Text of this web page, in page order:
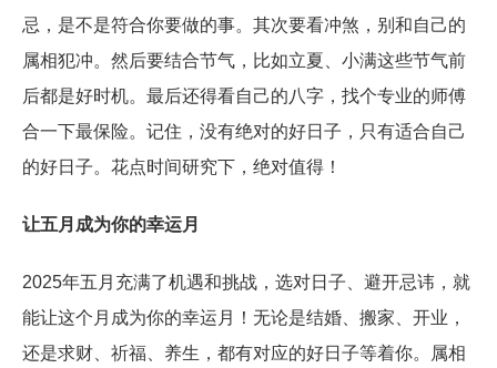
忌，是不是符合你要做的事。其次要看冲煞，别和自己的
属相犯冲。然后要结合节气，比如立夏、小满这些节气前
后都是好时机。最后还得看自己的八字，找个专业的师傅
合一下最保险。记住，没有绝对的好日子，只有适合自己
的好日子。花点时间研究下，绝对值得！
让五月成为你的幸运月
2025年五月充满了机遇和挑战，选对日子、避开忌讳，就
能让这个月成为你的幸运月！无论是结婚、搬家、开业，
还是求财、祈福、养生，都有对应的好日子等着你。属相